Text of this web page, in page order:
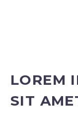
LOREM
SIT